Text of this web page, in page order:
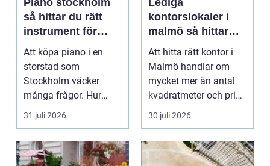
så hittar du rätt
instrument för
hem och scen
Att köpa piano i en
storstad som
Stockholm väcker
många frågor. Hur
hittar man ett
instrument som bå...
31 juli 2026
kontorslokaler i
malmö så hittar
företag rätt läge
och rätt lokal
Att hitta rätt kontor i
Malmö handlar om
mycket mer än antal
kvadratmeter och pris
per månad. Företa...
30 juli 2026